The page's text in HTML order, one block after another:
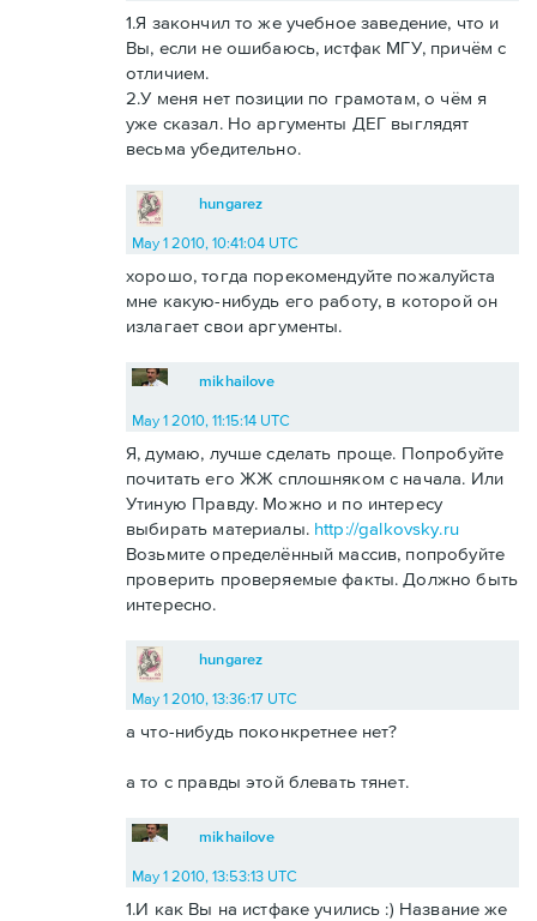
1.Я закончил то же учебное заведение, что и
Вы, если не ошибаюсь, истфак МГУ, причём с
отличием.
2.У меня нет позиции по грамотам, о чём я
уже сказал. Но аргументы ДЕГ выглядят
весьма убедительно.
hungarez
May 1 2010, 10:41:04 UTC
хорошо, тогда порекомендуйте пожалуйста
мне какую-нибудь его работу, в которой он
излагает свои аргументы.
mikhailove
May 1 2010, 11:15:14 UTC
Я, думаю, лучше сделать проще. Попробуйте
почитать его ЖЖ сплошняком с начала. Или
Утиную Правду. Можно и по интересу
выбирать материалы. http://galkovsky.ru
Возьмите определённый массив, попробуйте
проверить проверяемые факты. Должно быть
интересно.
hungarez
May 1 2010, 13:36:17 UTC
а что-нибудь поконкретнее нет?
а то с правды этой блевать тянет.
mikhailove
May 1 2010, 13:53:13 UTC
1.И как Вы на истфаке учились :) Название же